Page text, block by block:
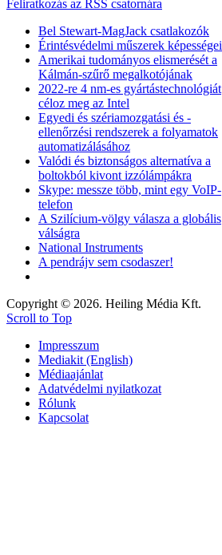
Feliratkozás az RSS csatornára
Bel Stewart-MagJack csatlakozók
Érintésvédelmi műszerek képességei
Amerikai tudományos elismerését a
Kálmán-szűrő megalkotójának
2022-re 4 nm-es gyártástechnológiát
céloz meg az Intel
Egyedi és szériamozgatási és -
ellenőrzési rendszerek a folyamatok
automatizálásához
Valódi és biztonságos alternatíva a
boltokból kivont izzólámpákra
Skype: messze több, mint egy VoIP-
telefon
A Szilícium-völgy válasza a globális
válságra
National Instruments
A pendrájv sem csodaszer!
Copyright © 2026. Heiling Média Kft.
Scroll to Top
Impresszum
Mediakit (English)
Médiaajánlat
Adatvédelmi nyilatkozat
Rólunk
Kapcsolat